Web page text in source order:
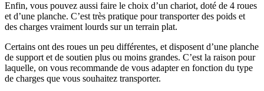
Enfin, vous pouvez aussi faire le choix d’un chariot, doté de 4 roues
et d’une planche. C’est très pratique pour transporter des poids et
des charges vraiment lourds sur un terrain plat.
Certains ont des roues un peu différentes, et disposent d’une planche
de support et de soutien plus ou moins grandes. C’est la raison pour
laquelle, on vous recommande de vous adapter en fonction du type
de charges que vous souhaitez transporter.